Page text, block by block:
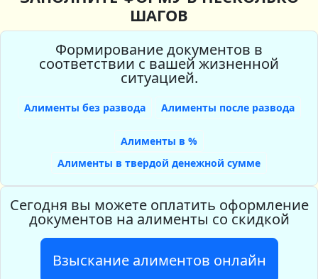
ШАГОВ
Формирование документов в
соответствии с вашей жизненной
ситуацией.
Алименты без развода Алименты после развода
Алименты в %
Алименты в твердой денежной сумме
Сегодня вы можете оплатить оформление
документов на алименты со скидкой
Взыскание алиментов онлайн